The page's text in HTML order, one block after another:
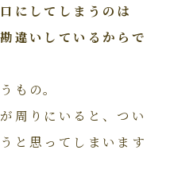
にしてしまうのは
違いしているからで
もの。
周りにいると、つい
と思ってしまいます